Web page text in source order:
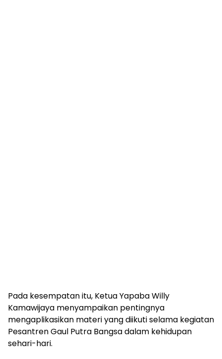
Pada kesempatan itu, Ketua Yapaba Willy
Kamawijaya menyampaikan pentingnya
mengaplikasikan materi yang diikuti selama kegiatan
Pesantren Gaul Putra Bangsa dalam kehidupan
sehari-hari.